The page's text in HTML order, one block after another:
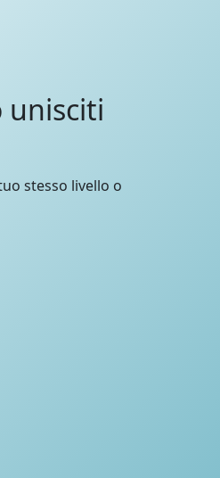
unisciti
stesso livello o